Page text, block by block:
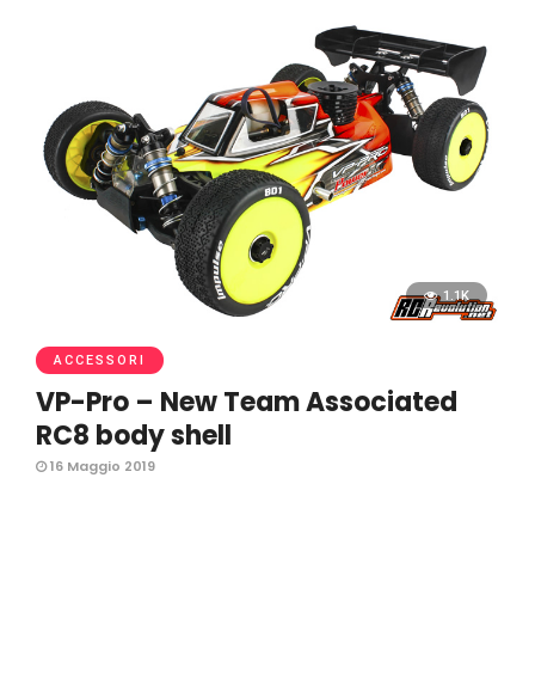
1.1K
ACCESSORI
VP-Pro – New Team Associated
RC8 body shell
16 Maggio 2019